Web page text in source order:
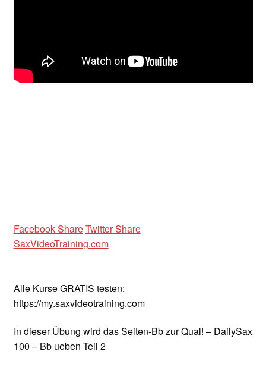
ÜBER UNS
Facebook ShareTwitter Share
SaxVideoTraining.com
Alle Kurse GRATIS testen:
https://my.saxvideotraining.com
In dieser Übung wird das Seiten-Bb zur Qual! – DailySax
100 – Bb ueben Teil 2